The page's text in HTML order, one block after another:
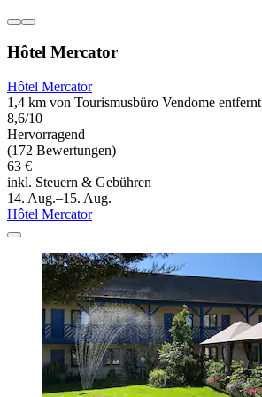
Hôtel Mercator
Hôtel Mercator
1,4 km von Tourismusbüro Vendome entfernt
8,6/10
Hervorragend
(172 Bewertungen)
63 €
inkl. Steuern & Gebühren
14. Aug.–15. Aug.
Hôtel Mercator